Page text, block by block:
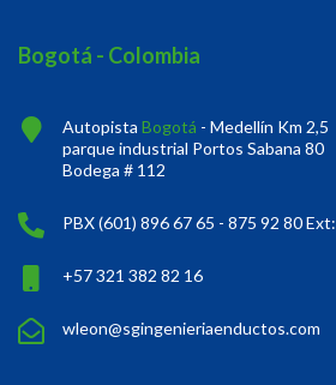
Bogotá - Colombia
Autopista Bogotá - Medellín Km 2,5
parque industrial Portos Sabana 80
Bodega # 112
PBX (601) 896 67 65 - 875 92 80
+57 321 382 82 16
wleon@sgingenieriaenductos.com